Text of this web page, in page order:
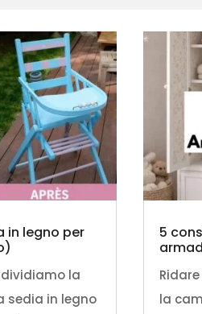
in legno per
la
sedia in legno
5
la